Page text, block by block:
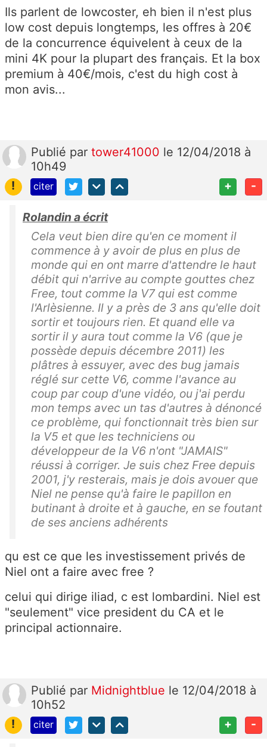
Ils parlent de lowcoster, eh bien il n'est plus
low cost depuis longtemps, les offres à 20€
de la concurrence équivelent à ceux de la
mini 4K pour la plupart des français. Et la box
premium à 40€/mois, c'est du high cost à
mon avis...
Publié par tower41000 le 12/04/2018 à
10h49
!
citer + -
Rolandin a écrit
Cela veut bien dire qu'en ce moment il
commence à y avoir de plus en plus de
monde qui en ont marre d'attendre le haut
débit qui n'arrive au compte gouttes chez
Free, tout comme la V7 qui est comme
l'Arlèsienne. Il y a près de 3 ans qu'elle doit
sortir et toujours rien. Et quand elle va
sortir il y aura tout comme la V6 (que je
possède depuis décembre 2011) les
plâtres à essuyer, avec des bug jamais
réglé sur cette V6, comme l'avance au
coup par coup d'une vidéo, ou j'ai perdu
mon temps avec un tas d'autres à dénoncé
ce problème, qui fonctionnait très bien sur
la V5 et que les techniciens ou
développeur de la V6 n'ont "JAMAIS"
réussi à corriger. Je suis chez Free depuis
2001, j'y resterais, mais je dois avouer que
Niel ne pense qu'à faire le papillon en
butinant à droite et à gauche, en se foutant
de ses anciens adhérents
qu est ce que les investissement privés de
Niel ont a faire avec free ?
celui qui dirige iliad, c est lombardini. Niel est
"seulement" vice president du CA et le
principal actionnaire.
Publié par Midnightblue le 12/04/2018 à
10h52
!
citer + -